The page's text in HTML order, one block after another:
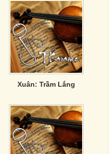
Xuân: Trầm Lắng